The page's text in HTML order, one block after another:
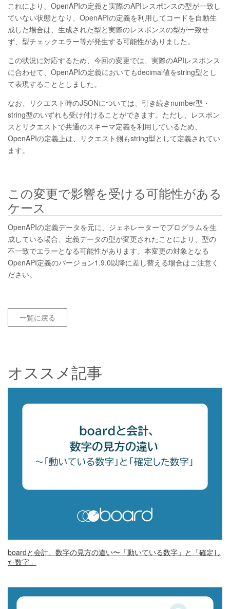
これにより、OpenAPIの定義と実際のAPIレスポンスの型が一致し
ていない状態となり、OpenAPIの定義を利用してコードを自動生
成した場合は、生成された型と実際のレスポンスの型が一致せ
ず、型チェックエラー等が発生する可能性がありました。
この状況に対応するため、今回の変更では、実際のAPIレスポンス
に合わせて、OpenAPIの定義においてもdecimal値をstring型とし
て表現することとしました。
なお、リクエスト時のJSONについては、引き続きnumber型・
string型のいずれも受け付けることができます。ただし、レスポン
スとリクエストで共通のスキーマ定義を利用しているため、
OpenAPIの定義上は、リクエスト側もstring型として定義されてい
ます。
この変更で影響を受ける可能性がある
ケース
OpenAPIの定義データを元に、ジェネレーターでプログラムを生
成している場合、定義データの型が変更されたことにより、型の
不一致でエラーとなる可能性があります。本変更の対象となる
OpenAPI定義のバージョン1.9.0以降に差し替える場合はご注意く
ださい。
一覧に戻る
オススメ記事
boardと会計、数字の見方の違い〜「動いている数字」と「確定し
た数字」